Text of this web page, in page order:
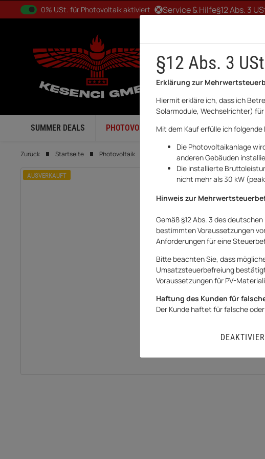
0% USt. für Betreiber der Anlage gem. § 12 Abs. 3 UStG
0% USt. für Photovoltaik aktiviert Service & Hilfe§12 Abs. 3
SUMMER DEALS PHOTOVOLTAIK BALKONKRAFTWERK
Zurück Startseite Photovoltaik Huawei Huawei
AUSVERKAUFT
§12 Abs. 3
Erklärung zur
Hiermit erkläre ich, dass ich
Solarmodule, Wechselrichter)
Mit dem Kauf erfülle ich folgende
Die Photovoltaikanlage
anderen Gebäuden
Die installierte
nicht mehr als 30 kW
Hinweis zur
Gemäß §12 Abs. 3 des
bestimmten Voraussetzungen
Anforderungen für eine
Bitte beachten Sie, dass
Umsatzsteuerbefreiung
Voraussetzungen für PV-
Haftung des Kunden für
Der Kunde haftet für falsche